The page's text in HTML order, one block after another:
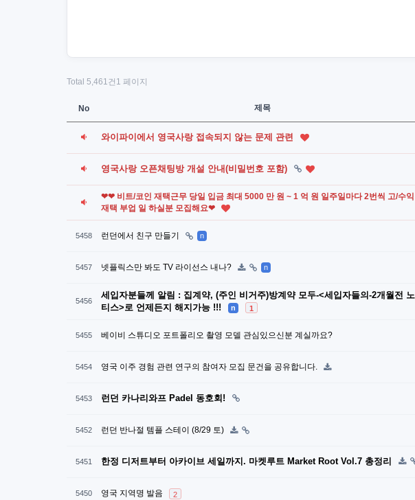
Total 5,461건 1 페이지
No 제목
와이파이에서 영국사랑 접속되지 않는 문제 관련
영국사랑 오픈채팅방 개설 안내(비밀번호 포함)
❤❤ 비트/코인 재택근무 당일 입금 최대 5000 만 원 ~ 1 억 원 일주일마다 2번씩 고/수익
재택 부업 일 하실분 모집해요❤
5458 런던에서 친구 만들기 n
5457 넷플릭스만 봐도 TV 라이선스 내나? n
5456
세입자분들께 알림 : 집계약, (주인 비거주)방계약 모두-<세입자들의-2개월전 노
티스>로 언제든지 해지가능 !!!
n 1
5455 베이비 스튜디오 포트폴리오 촬영 모델 관심있으신분 계실까요?
5454 영국 이주 경험 관련 연구의 참여자 모집 문건을 공유합니다.
5453 런던 카나리와프 Padel 동호회!
5452 런던 반나절 템플 스테이 (8/29 토)
5451 한정 디저트부터 아카이브 세일까지. 마켓루트 Market Root Vol.7 총정리
5450 영국 지역명 발음 2